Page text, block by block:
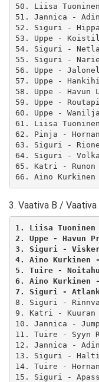
50. Liisa
51. Jannica -
52. Siguri -
53. Uppe -
54. Siguri - Netla
55. Siguri -
56. Uppe -
57. Uppe -
58. Uppe - Havun
59. Uppe -
60. Uppe -
61. Liisa
62. Pinja -
63. Siguri -
64. Siguri -
65. Katri -
3. Vaativa B / Vaativa
1. Liisa
2. Uppe - Havun
3. Siguri -
4. Aino Kurkinen
5. Tuire -
6. Aino Kurkinen
7. Siguri -
8. Siguri -
9. Katri - Kuuran
10. Jannica -
11. Tuire - Syyn
12. Jannica -
13. Siguri -
14. Tuire -
15. Siguri -